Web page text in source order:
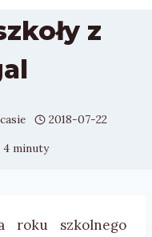
z
2018-07-22
4 minuty
roku szkolnego